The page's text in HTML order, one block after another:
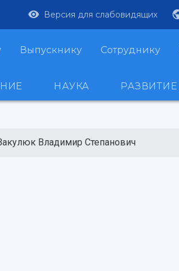
Версия для слабовидящих
Выпускнику Сотруднику
НАУКА РАЗВИТИЕ
Владимир Степанович